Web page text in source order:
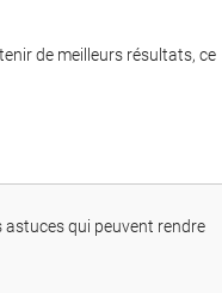
de meilleurs résultats, ce
astuces qui peuvent rendre